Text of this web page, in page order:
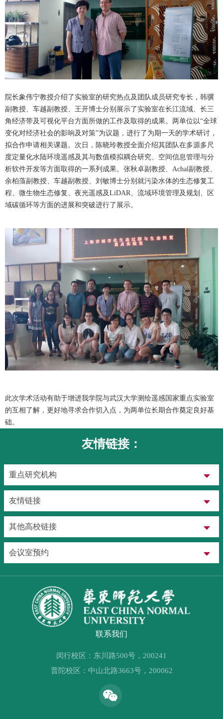
院长象伟宁教授介绍了实验室的研究热点及团队成员研究专长，韩骥
副教授、车越副教授、王开博士分别展示了实验室在长江流域、长三
角经济带及可视化平台方面所做的工作及取得的成果。两单位以“全球
变化对经济社会的影响及对策”为议题，进行了为期一天的学术研讨，
拟合作申请相关课题。次日，陈晓玲教授全面介绍其团队在多源多尺
度定量化水陆环境遥感及其与数值模拟耦合研究、空间信息管理与分
析软件开发等方面取得的一系列成果。张秋卓副教授、Achal副教授、
余柏蒗副教授、车越副教授、刘敏博士分别就污染水体的生态修复工
程、微生物生态修复、夜光遥感及LiDAR、流域环境管理及规划、区
域碳循环等方面的进展和突破进行了展示。
此次学术活动有助于增进我学院与武汉大学测绘遥感国家重点实验室
的互相了解，更好地寻求合作切入点，为两单位长期合作奠定良好基
础。
友情链接：
重点研究机构
友情链接
其他高校链接
会议室预约
联系我们
闵行校区：东川路500号，200241
普陀校区：中山北路3663号，200062